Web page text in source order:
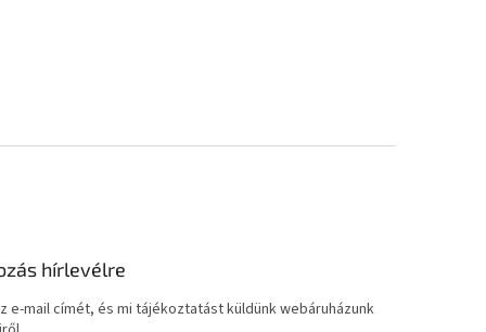
hírlevélre
e-mail címét, és mi tájékoztatást küldünk webáruházunk